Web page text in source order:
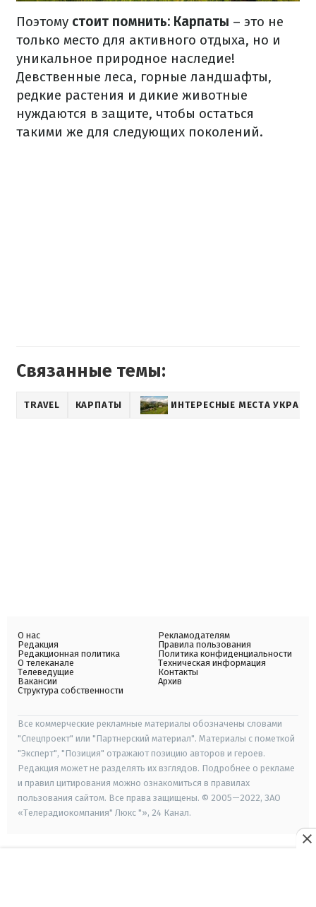
Поэтому стоит помнить: Карпаты – это не
только место для активного отдыха, но и
уникальное природное наследие!
Девственные леса, горные ландшафты,
редкие растения и дикие животные
нуждаются в защите, чтобы остаться
такими же для следующих поколений.
Связанные темы:
TRAVEL КАРПАТЫ ИНТЕРЕСНЫЕ МЕСТА
О нас
Редакция
Редакционная политика
О телеканале
Телеведущие
Вакансии
Структура собственности
Рекламодателям
Правила пользования
Политика конфиденциальности
Техническая информация
Контакты
Архив
Все коммерческие рекламные материалы обозначены словами
"Спецпроект" или "Партнерский материал". Материалы с пометкой
"Эксперт", "Позиция" отражают позицию авторов и героев.
Редакция может не разделять их взглядов. Подробнее о рекламе
и правил цитирования можно ознакомиться в правилах
пользования сайтом. Все права защищены. © 2005—2022, ЗАО
«Телерадиокомпания" Люкс "», 24 Канал.